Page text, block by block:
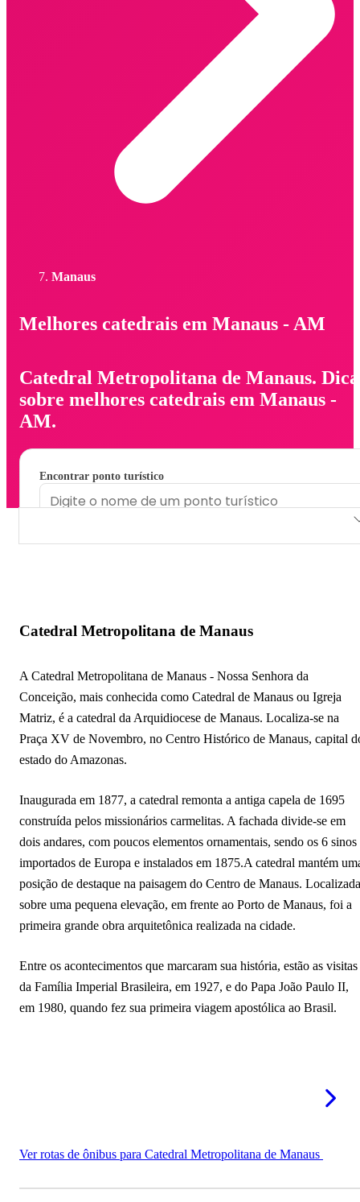
Manaus
Melhores catedrais em Manaus - AM
Catedral Metropolitana de Manaus.
sobre melhores catedrais em Manaus -
AM.
Encontrar ponto turístico
Catedral Metropolitana de Manaus
A Catedral Metropolitana de Manaus - Nossa Senhora da
Conceição, mais conhecida como Catedral de Manaus ou Igreja
Matriz, é a catedral da Arquidiocese de Manaus. Localiza-se na
Praça XV de Novembro, no Centro Histórico de Manaus, capital
estado do Amazonas.
Inaugurada em 1877, a catedral remonta a antiga capela de 1695
construída pelos missionários carmelitas. A fachada divide-se em
dois andares, com poucos elementos ornamentais, sendo os 6 sinos
importados de Europa e instalados em 1875.A catedral mantém
posição de destaque na paisagem do Centro de Manaus. Localizada
sobre uma pequena elevação, em frente ao Porto de Manaus, foi a
primeira grande obra arquitetônica realizada na cidade.
Entre os acontecimentos que marcaram sua história, estão as visitas
da Família Imperial Brasileira, em 1927, e do Papa João Paulo II,
em 1980, quando fez sua primeira viagem apostólica ao Brasil.
Ver rotas de ônibus para Catedral Metropolitana de Manaus